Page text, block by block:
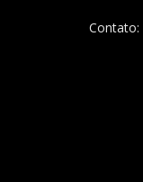
Contato: